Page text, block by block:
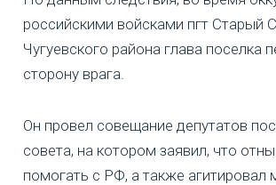
российскими войсками пгт Старый
Чугуевского района глава поселка
сторону врага.
Он провел совещание депутатов
совета, на котором заявил, что
помогать с РФ, а также агитировал